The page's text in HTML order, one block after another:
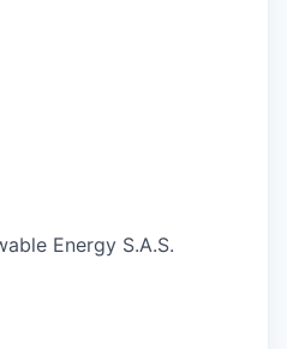
Energy S.A.S.